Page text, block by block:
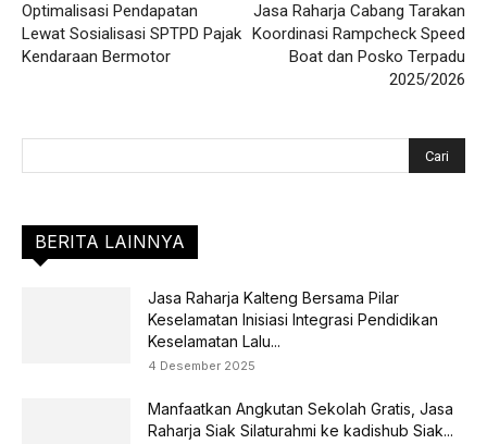
Optimalisasi Pendapatan
Lewat Sosialisasi SPTPD Pajak
Kendaraan Bermotor
Jasa Raharja Cabang Tarakan
Koordinasi Rampcheck Speed
Boat dan Posko Terpadu
2025/2026
BERITA LAINNYA
Jasa Raharja Kalteng Bersama Pilar
Keselamatan Inisiasi Integrasi Pendidikan
Keselamatan Lalu...
4 Desember 2025
Manfaatkan Angkutan Sekolah Gratis, Jasa
Raharja Siak Silaturahmi ke kadishub Siak...